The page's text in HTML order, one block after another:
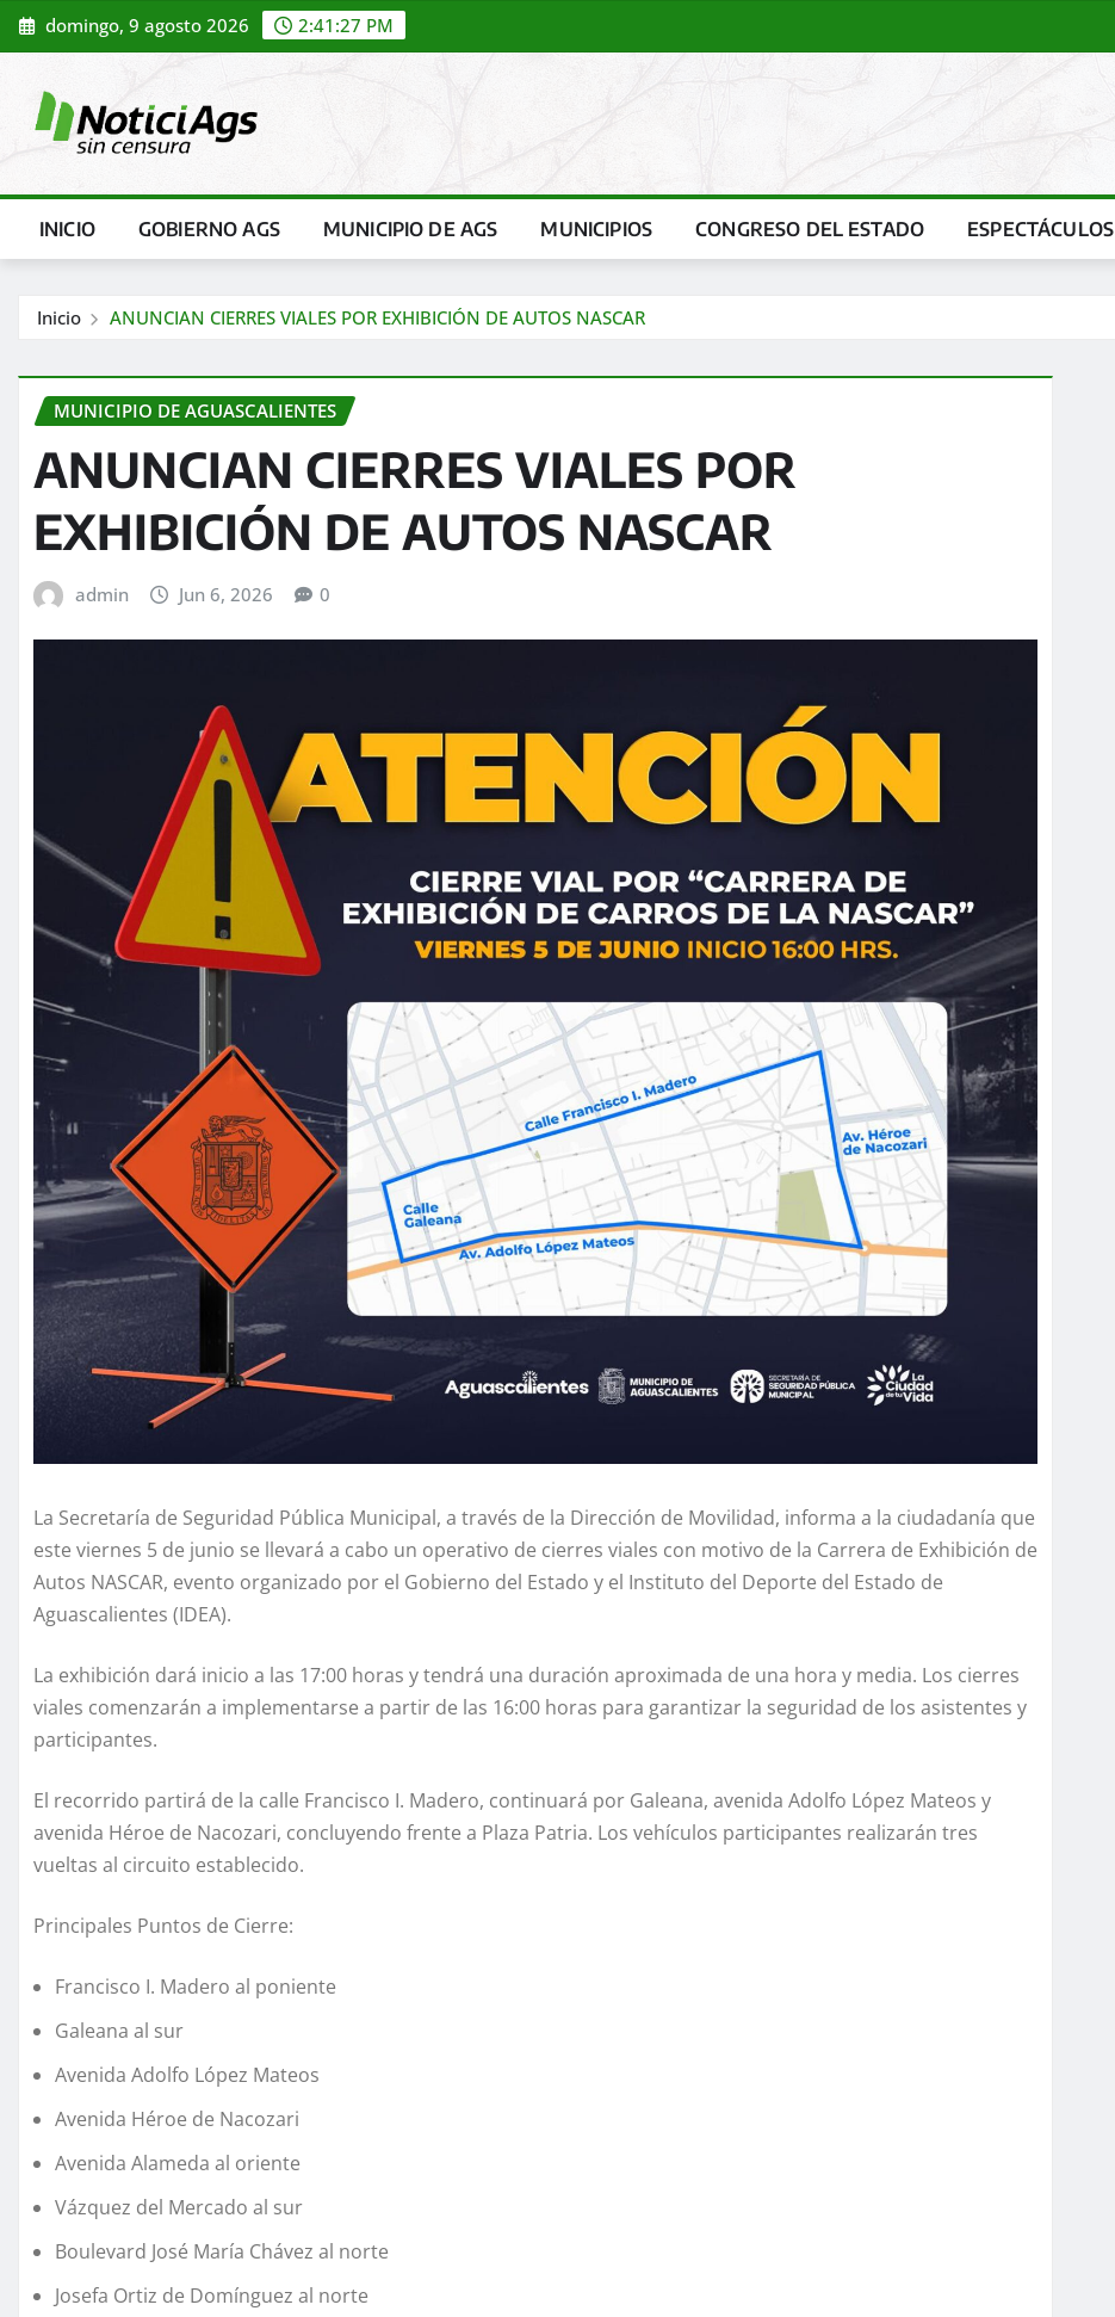
Saltar
al
domingo, 9 agosto 2026 2:41:29 PM
INICIO GOBIERNO AGS MUNICIPIO DE AGS MUNICIPIOS CONGRESO DEL ESTADO ESPECTÁCULOS
Inicio ANUNCIAN CIERRES VIALES POR EXHIBICIÓN DE AUTOS NASCAR
MUNICIPIO DE AGUASCALIENTES
ANUNCIAN CIERRES VIALES POR
EXHIBICIÓN DE AUTOS NASCAR
admin Jun 6, 2026 0
La Secretaría de Seguridad Pública Municipal, a través de la Dirección de Movilidad, informa a la ciudadanía que
este viernes 5 de junio se llevará a cabo un operativo de cierres viales con motivo de la Carrera de Exhibición de
Autos NASCAR, evento organizado por el Gobierno del Estado y el Instituto del Deporte del Estado de
Aguascalientes (IDEA).
La exhibición dará inicio a las 17:00 horas y tendrá una duración aproximada de una hora y media. Los cierres
viales comenzarán a implementarse a partir de las 16:00 horas para garantizar la seguridad de los asistentes y
participantes.
El recorrido partirá de la calle Francisco I. Madero, continuará por Galeana, avenida Adolfo López Mateos y
avenida Héroe de Nacozari, concluyendo frente a Plaza Patria. Los vehículos participantes realizarán tres
vueltas al circuito establecido.
Principales Puntos de Cierre:
Francisco I. Madero al poniente
Galeana al sur
Avenida Adolfo López Mateos
Avenida Héroe de Nacozari
Avenida Alameda al oriente
Vázquez del Mercado al sur
Boulevard José María Chávez al norte
Josefa Ortiz de Domínguez al norte